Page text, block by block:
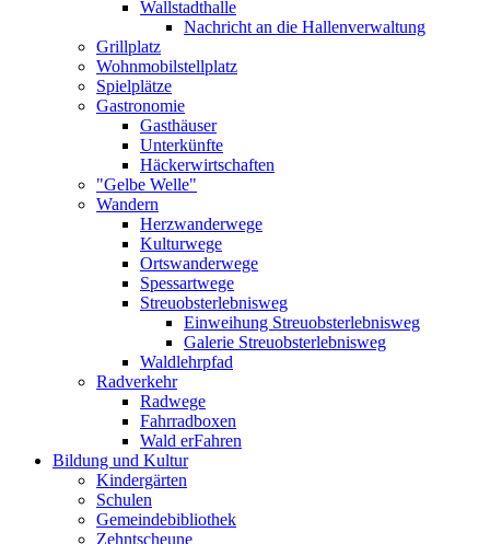
Wallstadthalle
Nachricht an die Hallenverwaltung
Grillplatz
Wohnmobilstellplatz
Spielplätze
Gastronomie
Gasthäuser
Unterkünfte
Häckerwirtschaften
"Gelbe Welle"
Wandern
Herzwanderwege
Kulturwege
Ortswanderwege
Spessartwege
Streuobsterlebnisweg
Einweihung Streuobsterlebnisweg
Galerie Streuobsterlebnisweg
Waldlehrpfad
Radverkehr
Radwege
Fahrradboxen
Wald erFahren
Bildung und Kultur
Kindergärten
Schulen
Gemeindebibliothek
Zehntscheune